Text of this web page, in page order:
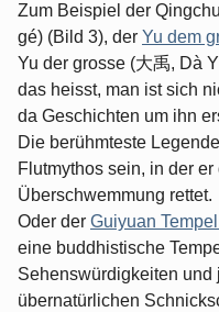
Zum Beispiel der
gé) (Bild 3), der Yu dem
Yu der grosse (大禹, Dà
das heisst, man ist sich
da Geschichten um ihn
Die berühmteste
Flutmythos sein, in der
Überschwemmung rettet.
Oder der Guiyuan
eine buddhistische
Sehenswürdigkeiten und
übernatürlichen